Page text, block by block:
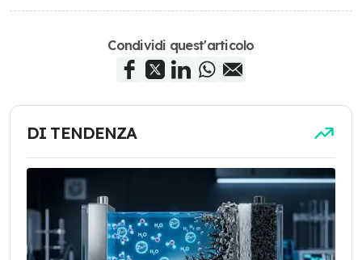
Condividi quest'articolo
DI TENDENZA